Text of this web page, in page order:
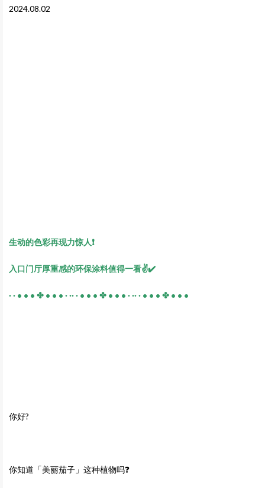
2024.08.02
生动的色彩再现力惊人❗️
入口门厅厚重感的环保涂料值得一看✌️✔️
· · • • • ✤ • • • · ·· · • • • ✤ • • • · ·· · • • • ✤ • • •
你好?
你知道「美丽茄子」这种植物吗❓